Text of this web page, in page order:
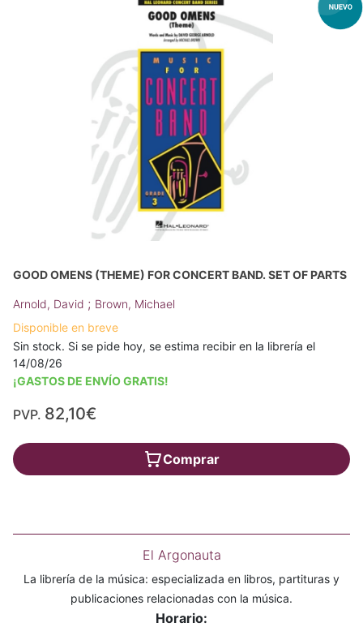
GOOD OMENS (THEME) FOR CONCERT BAND. SET OF PARTS
Arnold, David ; Brown, Michael
Disponible en breve
Sin stock. Si se pide hoy, se estima recibir en la librería el
14/08/26
¡GASTOS DE ENVÍO GRATIS!
PVP. 82,10€
Comprar
El Argonauta
La librería de la música: especializada en libros, partituras y
publicaciones relacionadas con la música.
Horario: